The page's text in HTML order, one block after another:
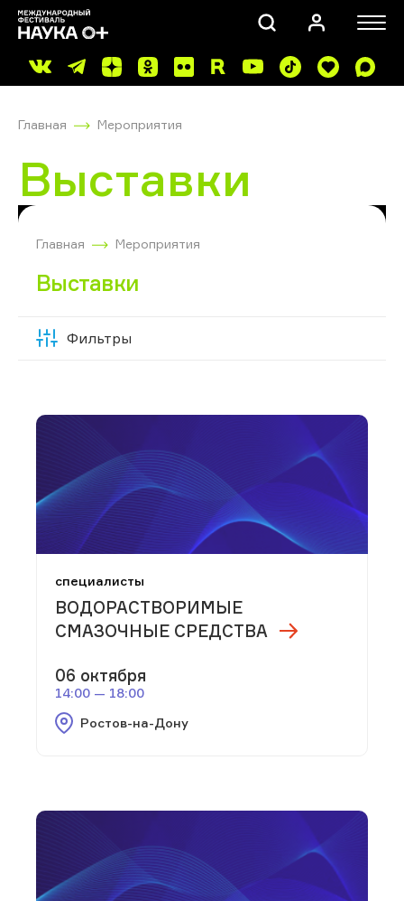
Главная Мероприятия
Выставки
Главная Мероприятия
Выставки
Фильтры
специалисты
ВОДОРАСТВОРИМЫЕ
СМАЗОЧНЫЕ СРЕДСТВА
06 октября
14:00 — 18:00
Ростов-на-Дону